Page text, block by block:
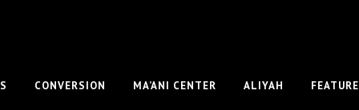
CONVERSION MA’ANI CENTER ALIYAH